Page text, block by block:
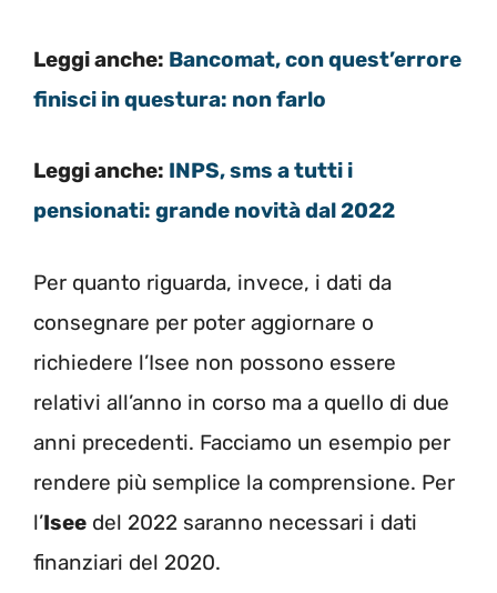
Leggi anche: Bancomat, con quest’errore
finisci in questura: non farlo
Leggi anche: INPS, sms a tutti i
pensionati: grande novità dal 2022
Per quanto riguarda, invece, i dati da
consegnare per poter aggiornare o
richiedere l’Isee non possono essere
relativi all’anno in corso ma a quello di due
anni precedenti. Facciamo un esempio per
rendere più semplice la comprensione. Per
l’Isee del 2022 saranno necessari i dati
finanziari del 2020.